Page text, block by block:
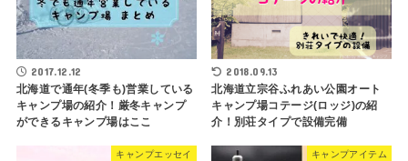
2017.12.12
北海道で通年(冬季も)営業している
キャンプ場の紹介！厳冬キャンプ
ができるキャンプ場はここ
2018.09.13
北海道立宗谷ふれあい公園オート
キャンプ場コテージ(ロッジ)の紹
介！別荘タイプで設備完備
キャンプエッセイ キャンプアイテム